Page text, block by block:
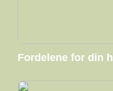
Fordelene for din